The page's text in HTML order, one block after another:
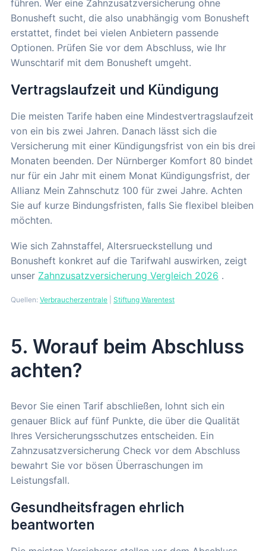
führen. Wer eine Zahnzusatzversicherung ohne
Bonusheft sucht, die also unabhängig vom Bonusheft
erstattet, findet bei vielen Anbietern passende
Optionen. Prüfen Sie vor dem Abschluss, wie Ihr
Wunschtarif mit dem Bonusheft umgeht.
Vertragslaufzeit und Kündigung
Die meisten Tarife haben eine Mindestvertragslaufzeit
von ein bis zwei Jahren. Danach lässt sich die
Versicherung mit einer Kündigungsfrist von ein bis drei
Monaten beenden. Der Nürnberger Komfort 80 bindet
nur für ein Jahr mit einem Monat Kündigungsfrist, der
Allianz Mein Zahnschutz 100 für zwei Jahre. Achten
Sie auf kurze Bindungsfristen, falls Sie flexibel bleiben
möchten.
Wie sich Zahnstaffel, Altersrueckstellung und
Bonusheft konkret auf die Tarifwahl auswirken, zeigt
unser Zahnzusatzversicherung Vergleich 2026 .
Quellen: Verbraucherzentrale Stiftung Warentest
5. Worauf beim Abschluss
achten?
Bevor Sie einen Tarif abschließen, lohnt sich ein
genauer Blick auf fünf Punkte, die über die Qualität
Ihres Versicherungsschutzes entscheiden. Ein
Zahnzusatzversicherung Check vor dem Abschluss
bewahrt Sie vor bösen Überraschungen im
Leistungsfall.
Gesundheitsfragen ehrlich
beantworten